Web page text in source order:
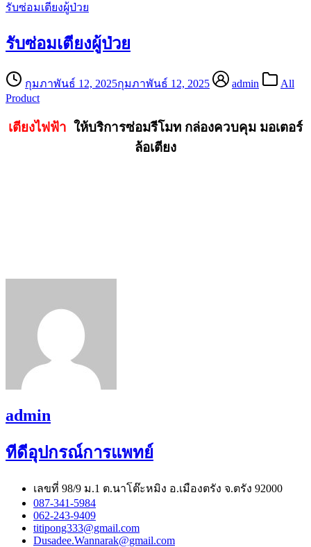
รับซ่อมเตียงผู้ป่วย
รับซ่อมเตียงผู้ป่วย
กุมภาพันธ์ 12, 2025กุมภาพันธ์ 12, 2025 admin
All
Product
เตียงไฟฟ้า ให้บริการซ่อมรีโมท กล่องควบคุม มอเตอร์
ล้อเตียง
admin
ทีดีอุปกรณ์การแพทย์
เลขที่ 98/9 ม.1 ต.นาโต๊ะหมิง อ.เมืองตรัง จ.ตรัง 92000
087-341-5984
062-243-9409
titipong333@gmail.com
Dusadee.Wannarak@gmail.com